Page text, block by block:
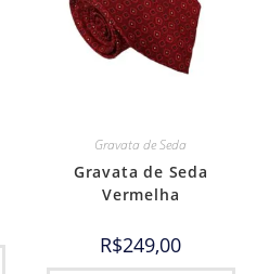
Gravata de Seda
Gravata de Seda
Vermelha
R$249,00